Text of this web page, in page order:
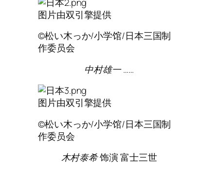
图片由双引擎提供
©松い木っか/小学馆/日本三国制
作委员会
中村雄一……
图片由双引擎提供
©松い木っか/小学馆/日本三国制
作委员会
木村泰希饰演 富士三世